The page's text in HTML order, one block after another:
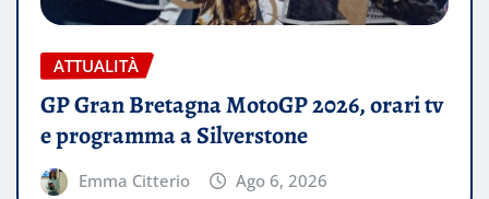
ATTUALITÀ
GP Gran Bretagna MotoGP 2026, orari tv
e programma a Silverstone
Emma Citterio Ago 6, 2026